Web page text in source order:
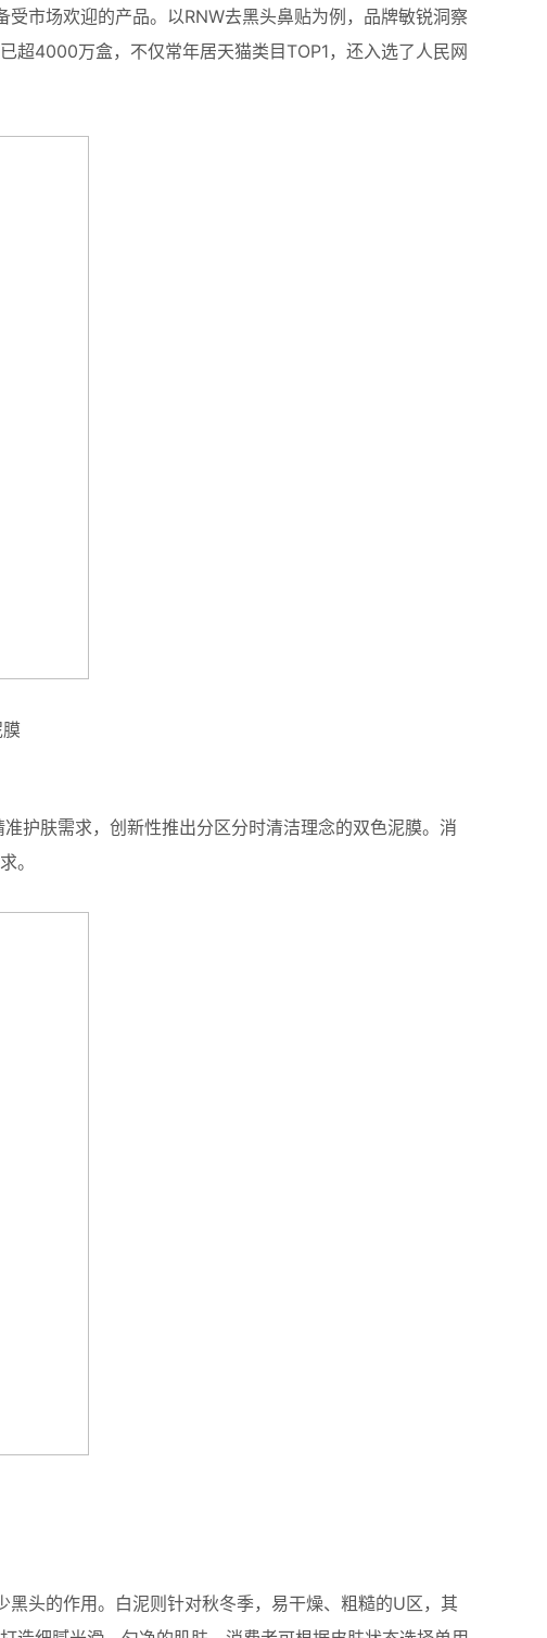
市场欢迎的产品。以RNW去黑头鼻贴为例，品牌敏锐洞察
超4000万盒，不仅常年居天猫类目TOP1，还入选了人民网
护肤需求，创新性推出分区分时清洁理念的双色泥膜。消
。
头的作用。白泥则针对秋冬季，易干燥、粗糙的U区，其